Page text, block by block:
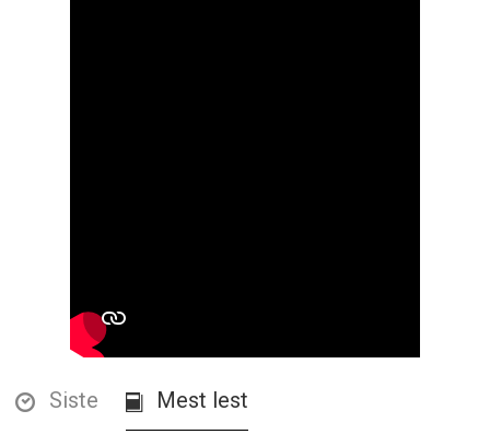
Siste Mest lest